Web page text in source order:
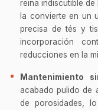
reina indiscutible
la convierte en un
precisa de tés y
incorporación
reducciones en la
Mantenimiento
acabado pulido de
de porosidades,